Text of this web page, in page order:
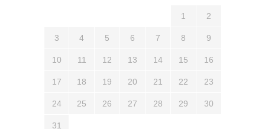
1 2
3 4 5 6 7 8 9
10 11 12 13 14 15 16
17 18 19 20 21 22 23
24 25 26 27 28 29 30
31